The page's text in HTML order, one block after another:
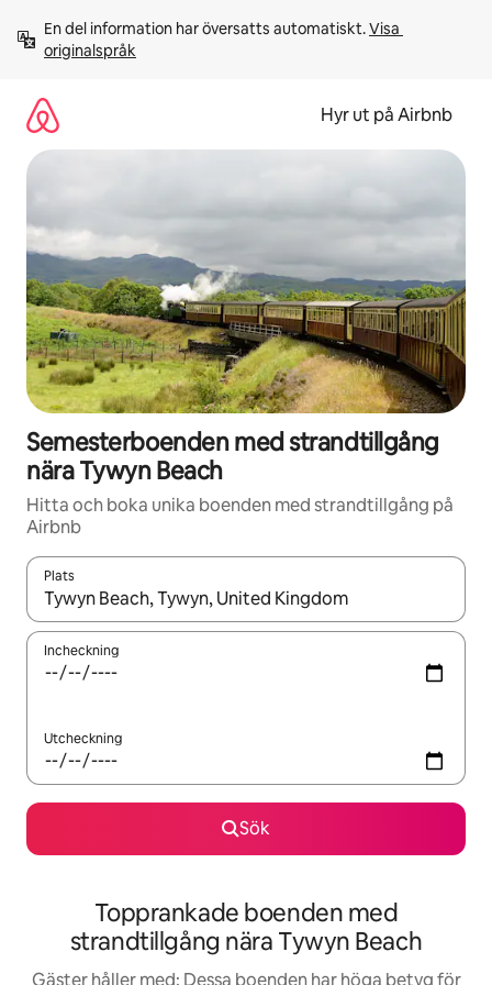
innehåll
En del information har översatts automatiskt. Visa
originalspråk
Hyr ut på Airbnb
Semesterboenden med strandtillgång
nära Tywyn Beach
Hitta och boka unika boenden med strandtillgång på
Airbnb
Plats
När resultaten är tillgängliga kan du navigera med upp- och
Incheckning
Utcheckning
Sök
Topprankade boenden med
strandtillgång nära Tywyn Beach
Gäster håller med: Dessa boenden har höga betyg för